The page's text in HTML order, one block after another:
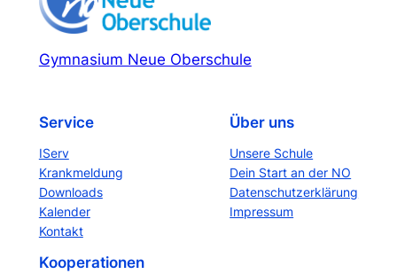
Gymnasium Neue Oberschule
Service
IServ
Krankmeldung
Downloads
Kalender
Kontakt
Über uns
Unsere Schule
Dein Start an der NO
Datenschutzerklärung
Impressum
Kooperationen